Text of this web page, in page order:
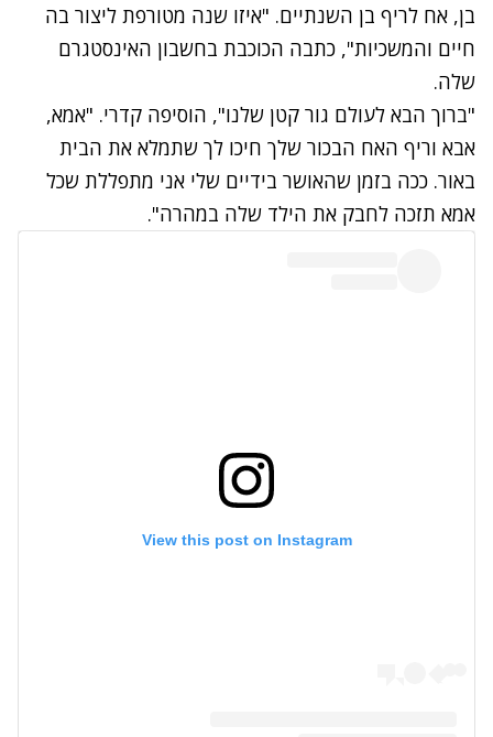
בן, אח לריף בן השנתיים. "איזו שנה מטורפת ליצור בה
חיים והמשכיות", כתבה הכוכבת בחשבון האינסטגרם
שלה.
"ברוך הבא לעולם גור קטן שלנו", הוסיפה קדרי. "אמא,
אבא וריף האח הבכור שלך חיכו לך שתמלא את הבית
באור. ככה בזמן שהאושר בידיים שלי אני מתפללת שכל
אמא תזכה לחבק את הילד שלה במהרה".
View this post on Instagram